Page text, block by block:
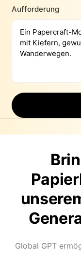
Aufforderung
Global GPT